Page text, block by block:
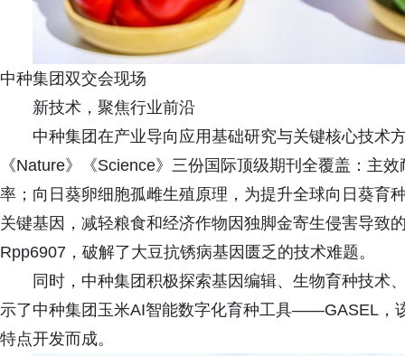
中种集团双交会现场
新技术，聚焦行业前沿
中种集团在产业导向应用基础研究与关键核心技术
《Nature》《Science》三份国际顶级期刊全覆盖：主
率；向日葵卵细胞孤雌生殖原理，为提升全球向日葵育
关键基因，减轻粮食和经济作物因独脚金寄生侵害导致
Rpp6907，破解了大豆抗锈病基因匮乏的技术难题。
同时，中种集团积极探索基因编辑、生物育种技术
示了中种集团玉米AI智能数字化育种工具——GASEL，
特点开发而成。